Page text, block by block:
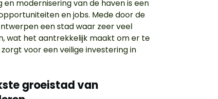
en modernisering van de haven is een
en jobs. Mede door de
een stad waar zeer veel
wat het aantrekkelijk maakt om er te
voor een veilige investering in
groeistad van